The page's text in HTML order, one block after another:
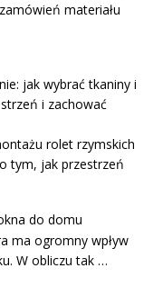
materiału
jak wybrać tkaniny i
i zachować
rolet rzymskich
tym, jak przestrzeń
do domu
ma ogromny wpływ
W obliczu tak …